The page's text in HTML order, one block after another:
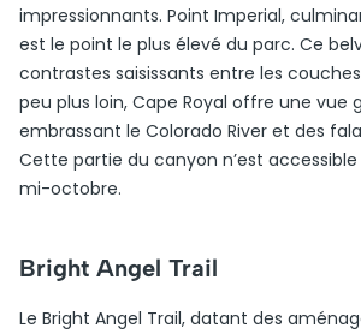
impressionnants. Point Imperial,
est le point le plus élevé du parc. Ce
contrastes saisissants entre les
peu plus loin, Cape Royal offre une vue
embrassant le Colorado River et des
Cette partie du canyon n’est
mi-octobre.
Bright Angel Trail
Le Bright Angel Trail, datant des